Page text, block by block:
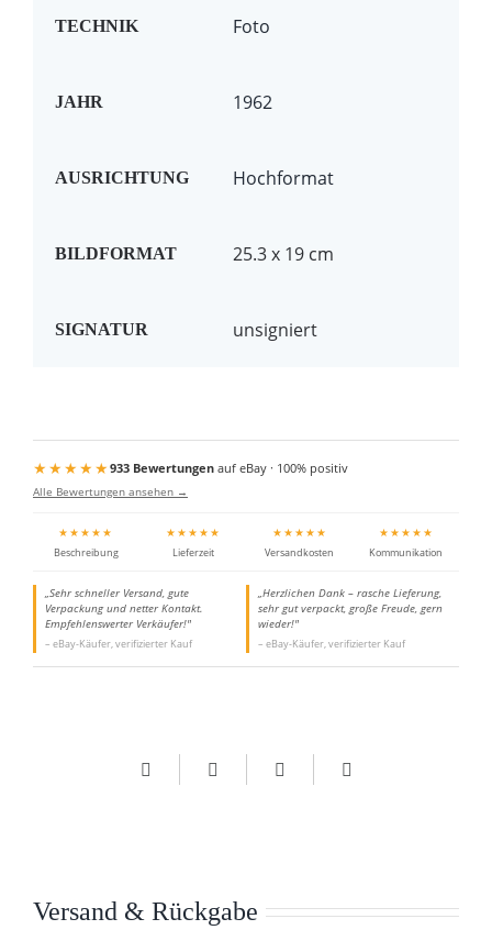
TECHNIK Foto
JAHR 1962
AUSRICHTUNG Hochformat
BILDFORMAT 25.3 x 19 cm
SIGNATUR unsigniert
★★★★★933 Bewertungenauf eBay · 100% positiv
Alle Bewertungen ansehen →
★★★★★
Beschreibung
★★★★★
Lieferzeit
★★★★★
Versandkosten
★★★★★
Kommunikation
„Sehr schneller Versand, gute
Verpackung und netter Kontakt.
Empfehlenswerter Verkäufer!"
– eBay-Käufer, verifizierter Kauf
„Herzlichen Dank – rasche Lieferung,
sehr gut verpackt, große Freude, gern
wieder!"
– eBay-Käufer, verifizierter Kauf
Versand & Rückgabe